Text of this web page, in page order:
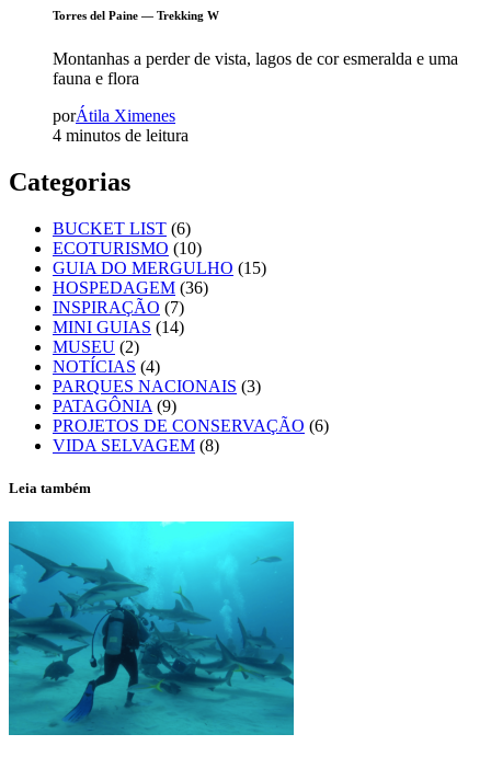
Torres del Paine — Trekking W
Montanhas a perder de vista, lagos de cor esmeralda e uma
fauna e flora
porÁtila Ximenes
4 minutos de leitura
Categorias
BUCKET LIST (6)
ECOTURISMO (10)
GUIA DO MERGULHO (15)
HOSPEDAGEM (36)
INSPIRAÇÃO (7)
MINI GUIAS (14)
MUSEU (2)
NOTÍCIAS (4)
PARQUES NACIONAIS (3)
PATAGÔNIA (9)
PROJETOS DE CONSERVAÇÃO (6)
VIDA SELVAGEM (8)
Leia também